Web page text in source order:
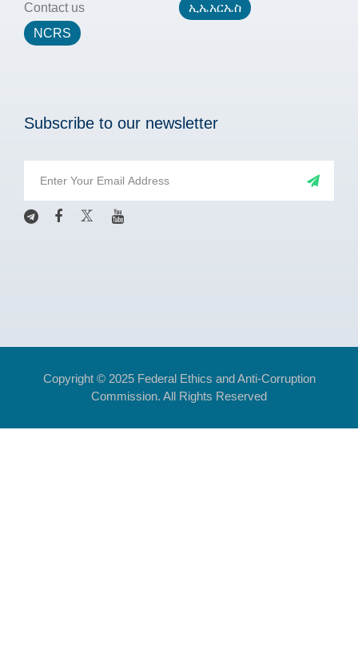
Contact us
ኢኤአርኤስ
NCRS
Subscribe to our newsletter
Copyright © 2025 Federal Ethics and Anti-Corruption
Commission. All Rights Reserved